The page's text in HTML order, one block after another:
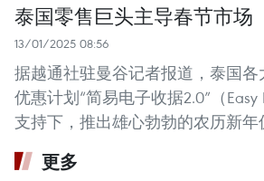
泰国零售巨头主导春节市场
13/01/2025 08:56
据越通社驻曼谷记者报道，泰国
优惠计划“简易电子收据2.0”（Easy
支持下，推出雄心勃勃的农历新年
更多